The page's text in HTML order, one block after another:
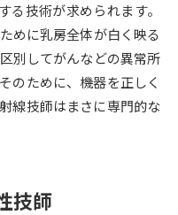
ナビライブ
資料検索
る技術が求められます。
めに乳房全体が白く映る
別してがんなどの異常所
のために、機器を正しく
線技師はまさに専門的な
技師